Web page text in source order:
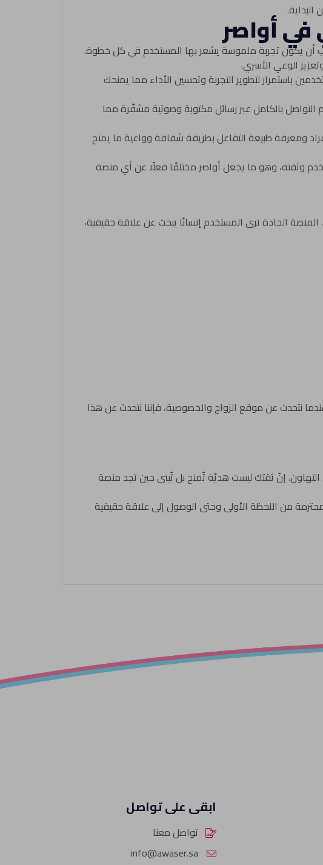
أواصر
أن يكون تجربة ملموسة يشعر بها المستخدم في كل خطوة.
الوعي الأسري.
باستمرار لتطوير التجربة وتحسين الأداء مما يمنحك
التواصل بالكامل عبر رسائل مكتوبة وصوتية مشفّرة مما
ومعرفة طبيعة التفاعل بطريقة شفافة وواعية ما يمنح
وثقته، وهو ما يجعل أواصر مختلفًا فعلًا عن أي منصة
الجادة ترى المستخدم إنسانًا يبحث عن علاقة حقيقية،
نتحدث عن موقع الزواج والخصوصية، فإننا نتحدث عن هذا
إنّ ثقتك ليست هديّة تُمنح بل تُبنى حين تجد منصة
من اللحظة الأولى وحتى الوصول إلى علاقة حقيقية
ابقى على تواصل
تواصل معنا
info@awaser.sa